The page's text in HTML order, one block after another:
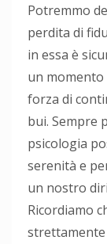
Potremmo
perdita di
in essa è
un momento
forza di
bui. Sempre
psicologia
serenità e
un nostro
Ricordiamo
strettamente